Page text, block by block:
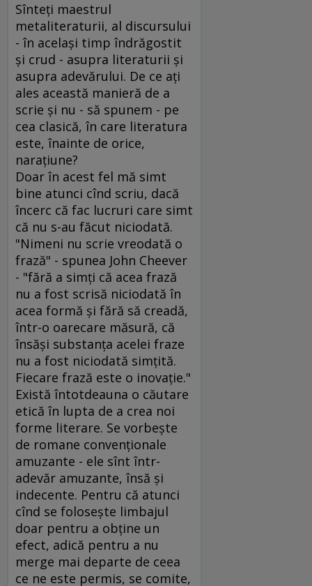
Sînteţi maestrul
metaliteraturii, al discursului
- în acelaşi timp îndrăgostit
şi crud - asupra literaturii şi
asupra adevărului. De ce aţi
ales această manieră de a
scrie şi nu - să spunem - pe
cea clasică, în care literatura
este, înainte de orice,
naraţiune?
Doar în acest fel mă simt
bine atunci cînd scriu, dacă
încerc că fac lucruri care simt
că nu s-au făcut niciodată.
"Nimeni nu scrie vreodată o
frază" - spunea John Cheever
- "fără a simţi că acea frază
nu a fost scrisă niciodată în
acea formă şi fără să creadă,
într-o oarecare măsură, că
însăşi substanţa acelei fraze
nu a fost niciodată simţită.
Fiecare frază este o inovaţie."
Există întotdeauna o căutare
etică în lupta de a crea noi
forme literare. Se vorbeşte
de romane convenţionale
amuzante - ele sînt într-
adevăr amuzante, însă şi
indecente. Pentru că atunci
cînd se foloseşte limbajul
doar pentru a obţine un
efect, adică pentru a nu
merge mai departe de ceea
ce ne este permis, se comite,